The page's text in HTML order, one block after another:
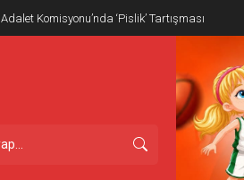
Adalet Komisyonu’nda ‘Pislik’ Tartışması